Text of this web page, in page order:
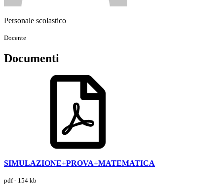
Personale scolastico
Docente
Documenti
SIMULAZIONE+PROVA+MATEMATICA
pdf - 154 kb